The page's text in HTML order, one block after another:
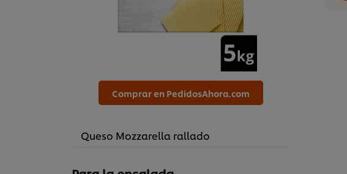
Comprar en PedidosAhora.com
Queso Mozzarella rallado